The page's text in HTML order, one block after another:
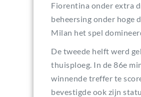
Fiorentina onder extra
beheersing onder hoge
Milan het spel
De tweede helft werd
thuisploeg. In de 86e
winnende treffer te
bevestigde ook zijn